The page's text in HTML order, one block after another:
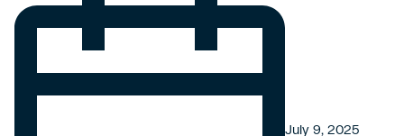
July 9, 2025